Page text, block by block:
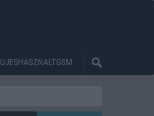
UJESHASZNALTGSM